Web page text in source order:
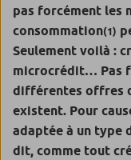
pas forcément les
consommation(1)
Seulement voilà :
microcrédit… Pas
différentes offres
existent. Pour
adaptée à un type
dit, comme tout